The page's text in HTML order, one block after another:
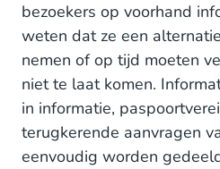
bezoekers op voorhand
weten dat ze een
nemen of op tijd moeten
niet te laat komen.
in informatie,
terugkerende aanvragen
eenvoudig worden